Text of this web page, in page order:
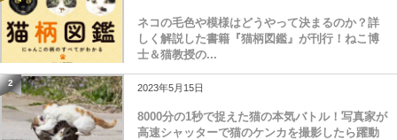
ネコの毛色や模様はどうやって決まるのか？詳
しく解説した書籍『猫柄図鑑』が刊行！ねこ博
士＆猫教授の...
2 2023年5月15日
8000分の1秒で捉えた猫の本気バトル！写真家が
高速シャッターで猫のケンカを撮影したら躍動